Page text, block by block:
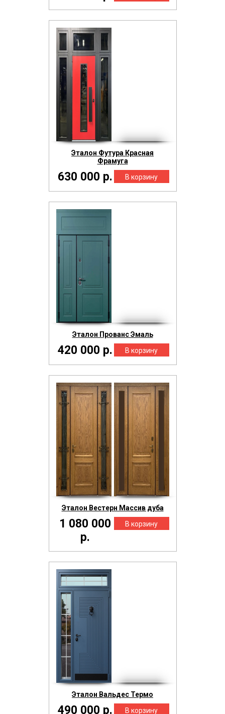
Эталон Футура Красная
Фрамуга
630 000 р.
Эталон Прованс Эмаль
420 000 р.
Эталон Вестерн Массив дуба
1 080 000
р.
Эталон Вальдес Термо
490 000 р.